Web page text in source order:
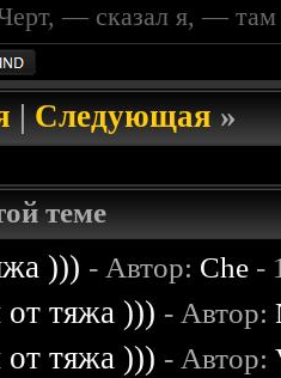
— сказал я, — там
|Следующая»
теме
))) - Автор: Che -
тяжа ))) - Автор:
тяжа ))) - Автор: